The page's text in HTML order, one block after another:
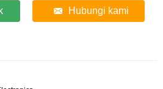
Hubungi kami